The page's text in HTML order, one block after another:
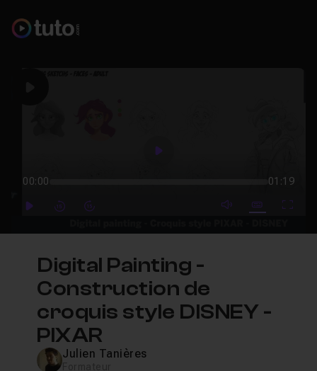
Play
00:00 01:19
PlayForwardForward mute video
Subtitles
Digital Painting -
Construction de
croquis style DISNEY -
PIXAR
Julien Tanières